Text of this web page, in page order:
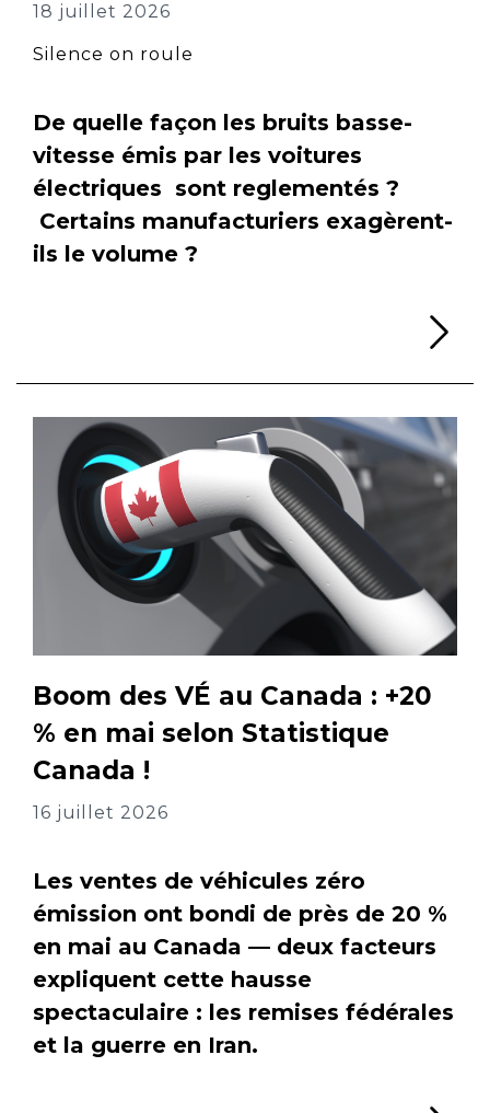
18 juillet 2026
Silence on roule
De quelle façon les bruits basse-
vitesse émis par les voitures
électriques sont reglementés ?
Certains manufacturiers exagèrent-
ils le volume ?
Boom des VÉ au Canada : +20
% en mai selon Statistique
Canada !
16 juillet 2026
Les ventes de véhicules zéro
émission ont bondi de près de 20 %
en mai au Canada — deux facteurs
expliquent cette hausse
spectaculaire : les remises fédérales
et la guerre en Iran.